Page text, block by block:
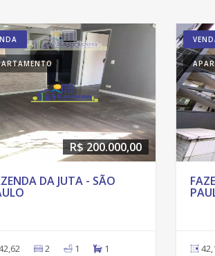
R$ 200.000,00
DA JUTA - SÃO
2 1 1